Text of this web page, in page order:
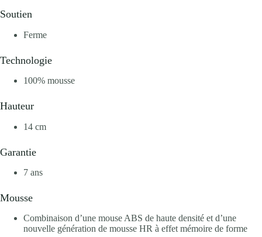
Soutien
Ferme
Technologie
100% mousse
Hauteur
14 cm
Garantie
7 ans
Mousse
Combinaison d’une mouse ABS de haute densité et d’une
nouvelle génération de mousse HR à effet mémoire de forme